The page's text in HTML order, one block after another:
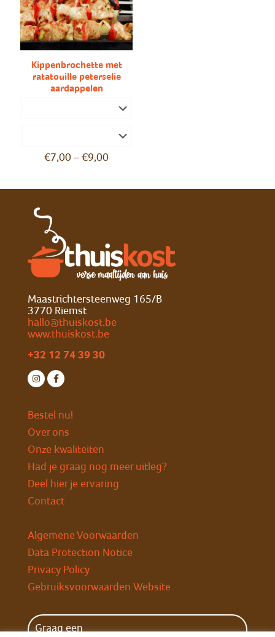
Kippenbrochette met
ratatouille peterselie
aardappelen
€7,00 –€9,00
Maastrichtersteenweg 165/B
3770 Riemst
hallo@thuiskost.be
www.thuiskost.be
+32 12 74 39 30
Bestel nu!
Over ons
Onze kwaliteiten
Had je graag nog meer uitleg?
Deel hier je ervaring
Contact
Algemene Voorwaarden
Data Protection Notice
Privacy Policy
Gebruiksvoorwaarden Website
Graag een